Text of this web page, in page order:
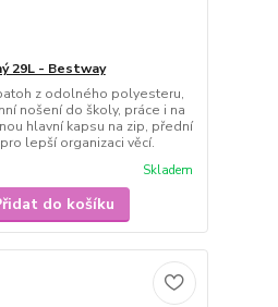
29L - Bestway
z odolného polyesteru,
nošení do školy, práce i na
hlavní kapsu na zip, přední
lepší organizaci věcí.
Skladem
do košíku